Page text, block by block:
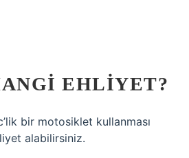
EHLIYET?
bir motosiklet kullanması
alabilirsiniz.